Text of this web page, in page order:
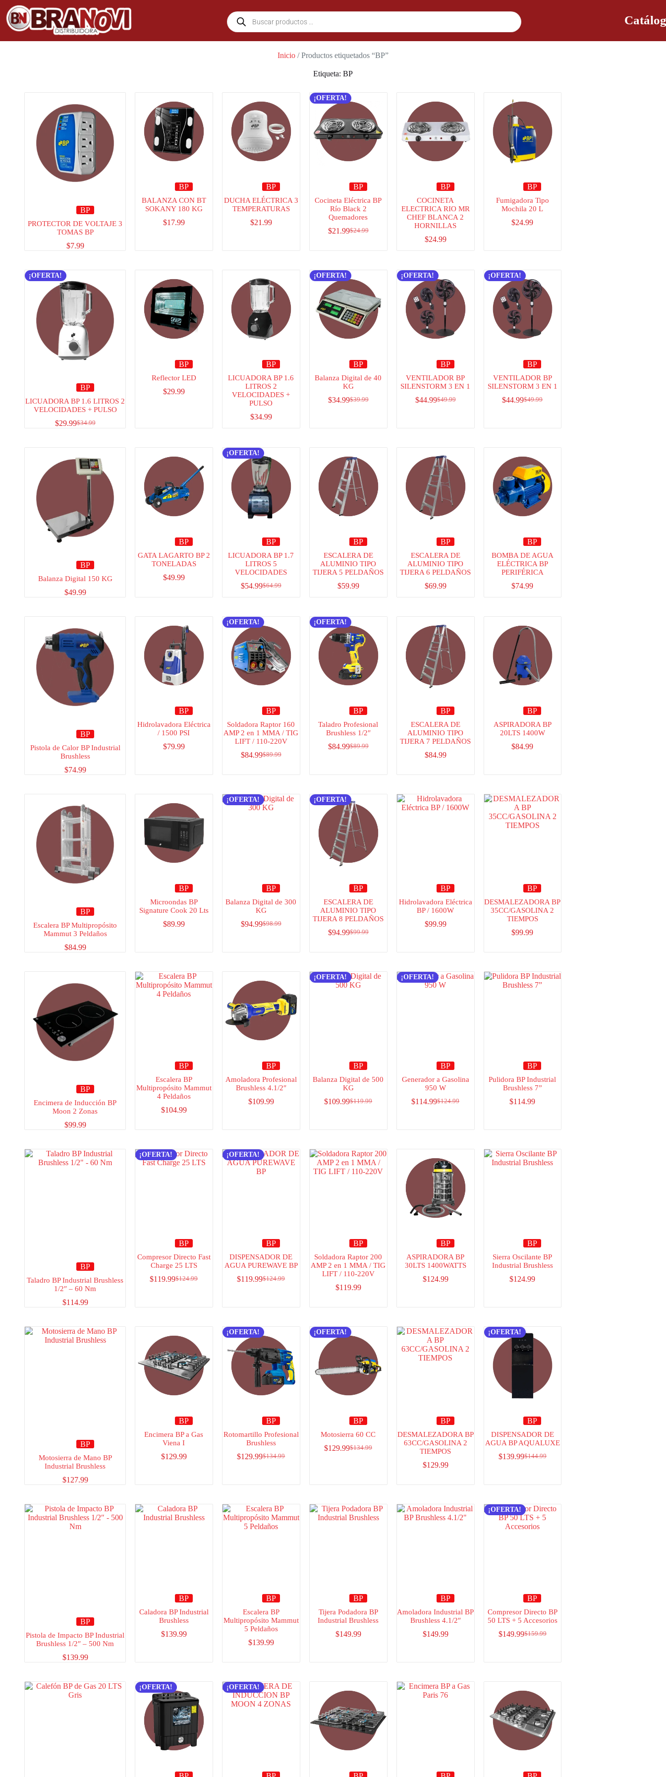
Inicio / Productos etiquetados “BP”
Etiqueta: BP
BP
PROTECTOR DE VOLTAJE 3
TOMAS BP
$7.99
BP
BALANZA CON BT
SOKANY 180 KG
$17.99
BP
DUCHA ELÉCTRICA 3
TEMPERATURAS
$21.99
¡OFERTA!
BP
Cocineta Eléctrica BP
Río Black 2
Quemadores
$24.99
$21.99
BP
COCINETA
ELECTRICA RIO MR
CHEF BLANCA 2
HORNILLAS
$24.99
BP
Fumigadora Tipo
Mochila 20 L
$24.99
¡OFERTA!
BP
LICUADORA BP 1.6 LITROS 2
VELOCIDADES + PULSO
$34.99
$29.99
BP
Reflector LED
$29.99
BP
LICUADORA BP 1.6
LITROS 2
VELOCIDADES +
PULSO
$34.99
¡OFERTA!
BP
Balanza Digital de 40
KG
$39.99
$34.99
¡OFERTA!
BP
VENTILADOR BP
SILENSTORM 3 EN 1
$49.99
$44.99
¡OFERTA!
BP
VENTILADOR BP
SILENSTORM 3 EN 1
$49.99
$44.99
BP
Balanza Digital 150 KG
$49.99
BP
GATA LAGARTO BP 2
TONELADAS
$49.99
¡OFERTA!
BP
LICUADORA BP 1.7
LITROS 5
VELOCIDADES
$64.99
$54.99
BP
ESCALERA DE
ALUMINIO TIPO
TIJERA 5 PELDAÑOS
$59.99
BP
ESCALERA DE
ALUMINIO TIPO
TIJERA 6 PELDAÑOS
$69.99
BP
BOMBA DE AGUA
ELÉCTRICA BP
PERIFÉRICA
$74.99
BP
Pistola de Calor BP Industrial
Brushless
$74.99
BP
Hidrolavadora Eléctrica
/ 1500 PSI
$79.99
¡OFERTA!
BP
Soldadora Raptor 160
AMP 2 en 1 MMA / TIG
LIFT / 110-220V
$89.99
$84.99
¡OFERTA!
BP
Taladro Profesional
Brushless 1/2″
$89.99
$84.99
BP
ESCALERA DE
ALUMINIO TIPO
TIJERA 7 PELDAÑOS
$84.99
BP
ASPIRADORA BP
20LTS 1400W
$84.99
BP
Escalera BP Multipropósito
Mammut 3 Peldaños
$84.99
BP
Microondas BP
Signature Cook 20 Lts
$89.99
¡OFERTA!
BP
Balanza Digital de 300
KG
$98.99
$94.99
¡OFERTA!
BP
ESCALERA DE
ALUMINIO TIPO
TIJERA 8 PELDAÑOS
$99.99
$94.99
BP
Hidrolavadora Eléctrica
BP / 1600W
$99.99
BP
DESMALEZADORA BP
35CC/GASOLINA 2
TIEMPOS
$99.99
BP
Encimera de Inducción BP
Moon 2 Zonas
$99.99
BP
Escalera BP
Multipropósito Mammut
4 Peldaños
$104.99
BP
Amoladora Profesional
Brushless 4.1/2″
$109.99
¡OFERTA!
BP
Balanza Digital de 500
KG
$119.99
$109.99
¡OFERTA!
BP
Generador a Gasolina
950 W
$124.99
$114.99
BP
Pulidora BP Industrial
Brushless 7”
$114.99
BP
Taladro BP Industrial Brushless
1/2″ – 60 Nm
$114.99
¡OFERTA!
BP
Compresor Directo Fast
Charge 25 LTS
$124.99
$119.99
¡OFERTA!
BP
DISPENSADOR DE
AGUA PUREWAVE BP
$124.99
$119.99
BP
Soldadora Raptor 200
AMP 2 en 1 MMA / TIG
LIFT / 110-220V
$119.99
BP
ASPIRADORA BP
30LTS 1400WATTS
$124.99
BP
Sierra Oscilante BP
Industrial Brushless
$124.99
BP
Motosierra de Mano BP
Industrial Brushless
$127.99
BP
Encimera BP a Gas
Viena I
$129.99
¡OFERTA!
BP
Rotomartillo Profesional
Brushless
$134.99
$129.99
¡OFERTA!
BP
Motosierra 60 CC
$134.99
$129.99
BP
DESMALEZADORA BP
63CC/GASOLINA 2
TIEMPOS
$129.99
¡OFERTA!
BP
DISPENSADOR DE
AGUA BP AQUALUXE
$144.99
$139.99
BP
Pistola de Impacto BP Industrial
Brushless 1/2″ – 500 Nm
$139.99
BP
Caladora BP Industrial
Brushless
$139.99
BP
Escalera BP
Multipropósito Mammut
5 Peldaños
$139.99
BP
Tijera Podadora BP
Industrial Brushless
$149.99
BP
Amoladora Industrial BP
Brushless 4.1/2″
$149.99
¡OFERTA!
BP
Compresor Directo BP
50 LTS + 5 Accesorios
$159.99
$149.99
¡OFERTA! ¡OFERTA!